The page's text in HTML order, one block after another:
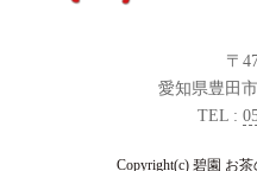
〒
愛知県豊田
TEL :
Copyright(c) 碧園 お茶